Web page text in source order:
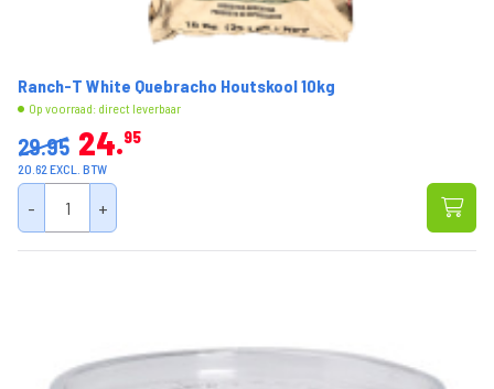
Ranch-T White Quebracho Houtskool 10kg
Op voorraad: direct leverbaar
29.95 24 95
20.62 EXCL. BTW
- +